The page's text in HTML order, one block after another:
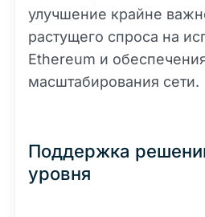
улучшение крайне
растущего спроса на
Ethereum и
масштабирования сети.
Поддержка
уровня